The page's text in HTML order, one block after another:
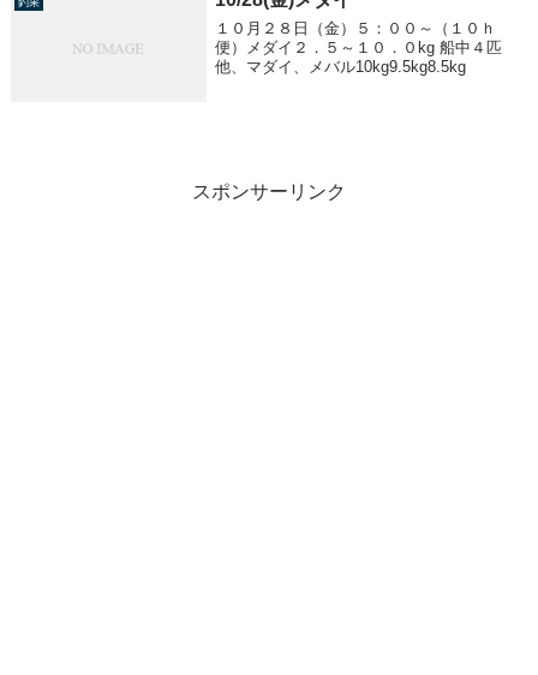
釣果
１０月２８日（金）５：００～（１０ｈ
便）メダイ２．５～１０．０kg 船中４匹
他、マダイ、メバル10kg9.5kg8.5kg
スポンサーリンク